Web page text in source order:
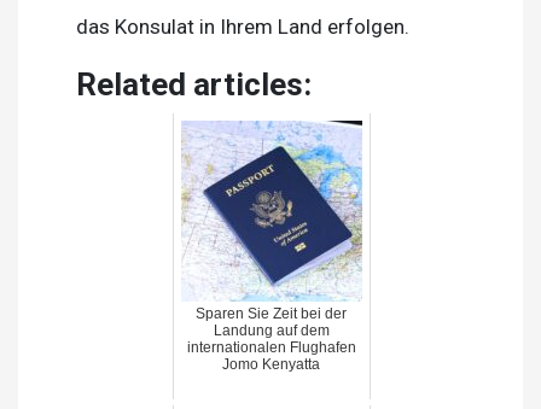
das Konsulat in Ihrem Land erfolgen.
Related articles:
Sparen Sie Zeit bei der
Landung auf dem
internationalen Flughafen
Jomo Kenyatta